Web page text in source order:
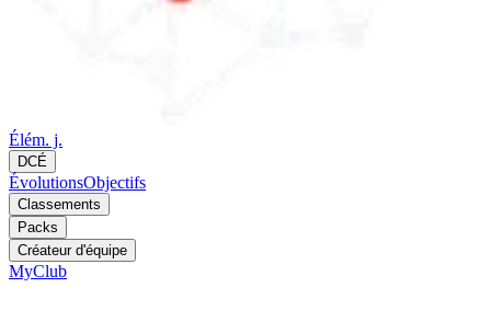
Élém. j.
DCÉ
ÉvolutionsObjectifs
Classements
Packs
Créateur d'équipe
MyClub